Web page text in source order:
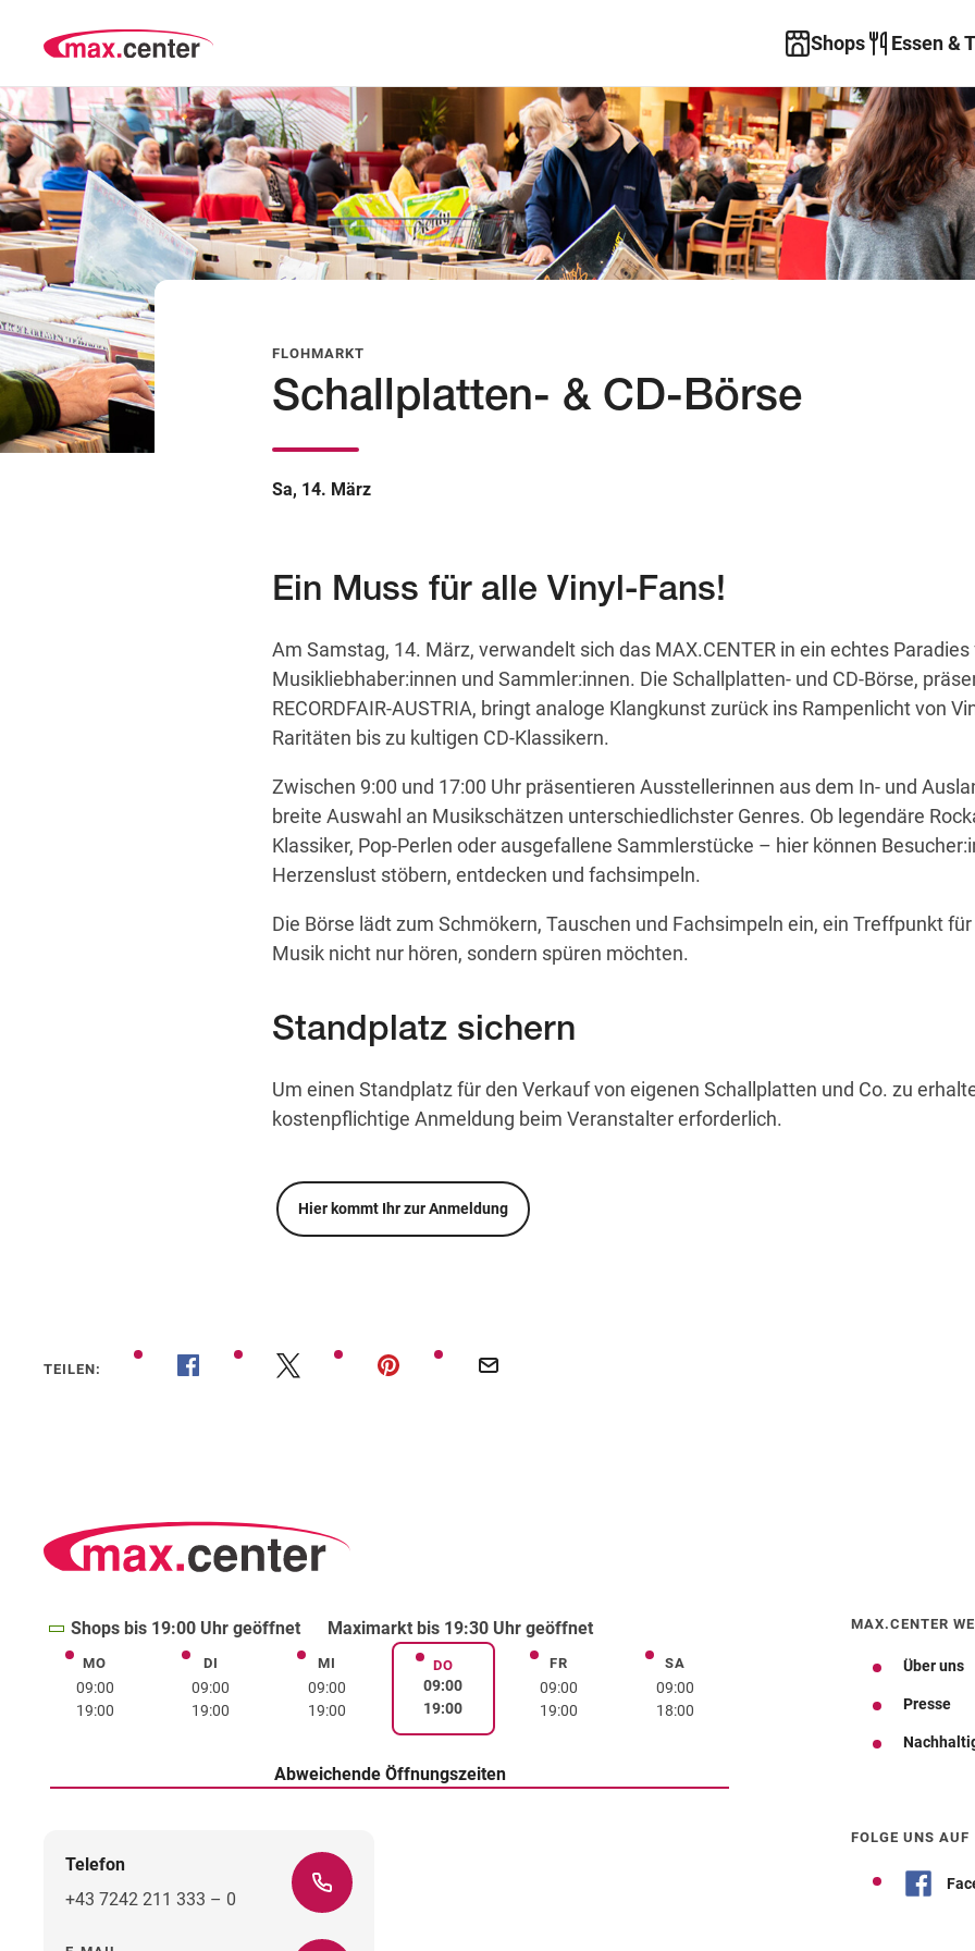
Shops Essen &
FLOHMARKT
Schallplatten- & CD-Börse
Sa, 14. März
Ein Muss für alle Vinyl-Fans!
Am Samstag, 14. März, verwandelt sich das MAX.CENTER in ein echtes Paradies
Musikliebhaber:innen und Sammler:innen. Die Schallplatten- und CD-Börse,
RECORDFAIR-AUSTRIA, bringt analoge Klangkunst zurück ins Rampenlicht von
Raritäten bis zu kultigen CD-Klassikern.
Zwischen 9:00 und 17:00 Uhr präsentieren Ausstellerinnen aus dem In- und
breite Auswahl an Musikschätzen unterschiedlichster Genres. Ob legendäre
Klassiker, Pop-Perlen oder ausgefallene Sammlerstücke – hier können
Herzenslust stöbern, entdecken und fachsimpeln.
Die Börse lädt zum Schmökern, Tauschen und Fachsimpeln ein, ein Treffpunkt für
Musik nicht nur hören, sondern spüren möchten.
Standplatz sichern
Um einen Standplatz für den Verkauf von eigenen Schallplatten und Co. zu
kostenpflichtige Anmeldung beim Veranstalter erforderlich.
Hier kommt Ihr zur Anmeldung
TEILEN:
Shops bis 19:00 Uhr geöffnet Maximarkt bis 19:30 Uhr geöffnet
MOMontag
09:00
19:00
DIDienstag
09:00
19:00
MIMittwoch
09:00
19:00
DODonnerstag
09:00
19:00
FRFreitag
09:00
19:00
SASamstag
09:00
18:00
Abweichende Öffnungszeiten
Telefon
+43 7242 211 333 – 0
MAX.CENTER
Über uns
Presse
FOLGE UNS AUF